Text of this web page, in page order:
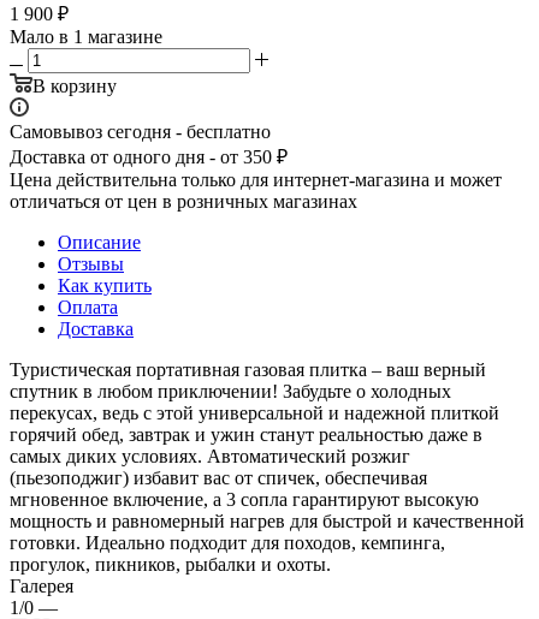
1 900 ₽
Мало в 1 магазине
В корзину
Самовывоз сегодня - бесплатно
Доставка от одного дня - от 350 ₽
Цена действительна только для интернет-магазина и может
отличаться от цен в розничных магазинах
Описание
Отзывы
Как купить
Оплата
Доставка
Туристическая портативная газовая плитка – ваш верный
спутник в любом приключении! Забудьте о холодных
перекусах, ведь с этой универсальной и надежной плиткой
горячий обед, завтрак и ужин станут реальностью даже в
самых диких условиях. Автоматический розжиг
(пьезоподжиг) избавит вас от спичек, обеспечивая
мгновенное включение, а 3 сопла гарантируют высокую
мощность и равномерный нагрев для быстрой и качественной
готовки. Идеально подходит для походов, кемпинга,
прогулок, пикников, рыбалки и охоты.
Галерея
1/0 —